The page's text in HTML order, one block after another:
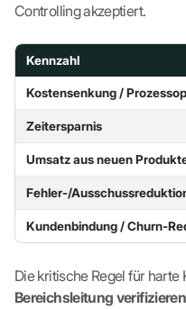
Controlling akzeptiert.
Kennzahl
Kostensenkung /
Zeitersparnis
Umsatz aus neuen
Fehler-/
Kundenbindung / Churn-
Die kritische Regel für harte
Bereichsleitung